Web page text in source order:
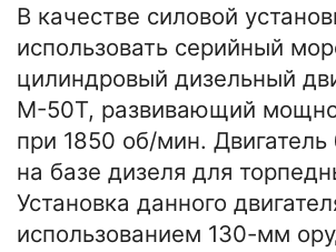
В качестве силовой
использовать серийный
цилиндровый дизельный
М-50Т, развивающий
при 1850 об/мин.
на базе дизеля для
Установка данного
использованием 130-мм